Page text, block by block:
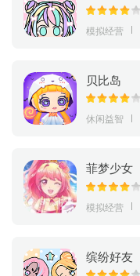
模拟经营
贝比岛
休闲益智
菲梦少女
模拟经营
缤纷好友